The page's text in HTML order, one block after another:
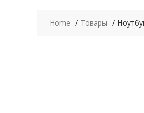
Home Товары